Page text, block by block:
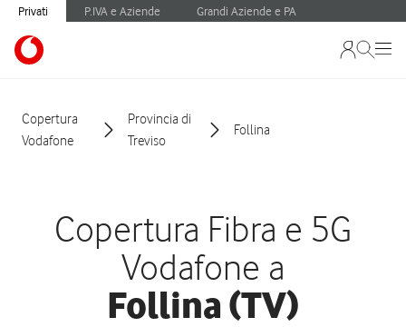
Privati P.IVA e Aziende Grandi Aziende e PA
Copertura
Vodafone
Provincia di
Treviso
Follina
Copertura Fibra e 5G
Vodafone a
Follina (TV)